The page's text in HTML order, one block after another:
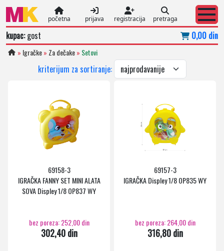
početna prijava registracija pretraga
kupac:gost 0,00 din
» Igračke» Za dečake» Setovi
kriterijum za sortiranje:
69158-3
IGRAČKA FANNY SET MINI ALATA
SOVA Displey 1/8 OP837 WY
bez poreza: 252,00 din
302,40 din
69157-3
IGRAČKA Displey 1/8 OP835 WY
bez poreza: 264,00 din
316,80 din